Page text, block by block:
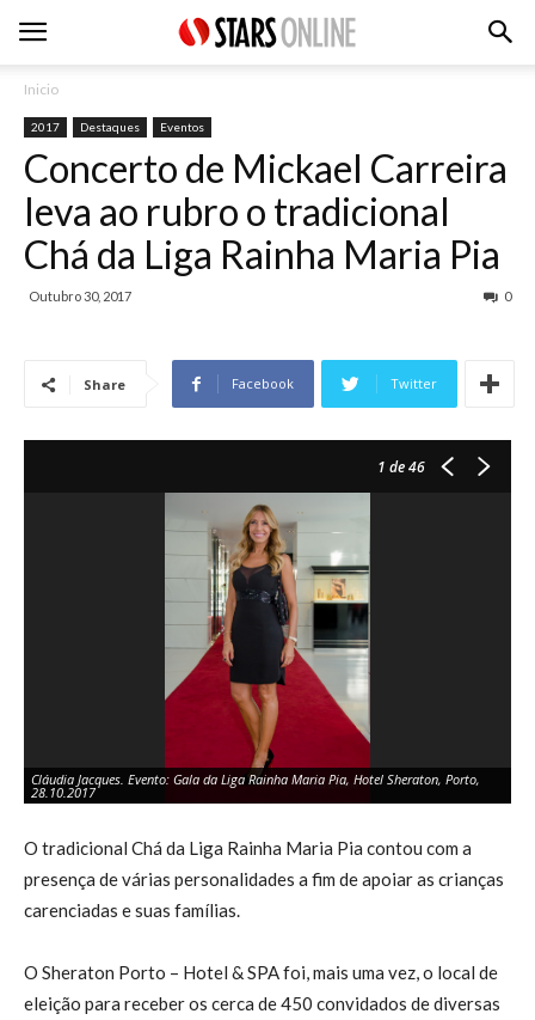
Inicio
2017 Destaques Eventos
Concerto de Mickael Carreira
leva ao rubro o tradicional
Chá da Liga Rainha Maria Pia
Outubro 30, 2017 0
Share Facebook Twitter
1 de 46
Cláudia Jacques. Evento: Gala da Liga Rainha Maria Pia, Hotel Sheraton, Porto,
28.10.2017
O tradicional Chá da Liga Rainha Maria Pia contou com a
presença de várias personalidades a fim de apoiar as crianças
carenciadas e suas famílias.
O Sheraton Porto – Hotel & SPA foi, mais uma vez, o local de
eleição para receber os cerca de 450 convidados de diversas